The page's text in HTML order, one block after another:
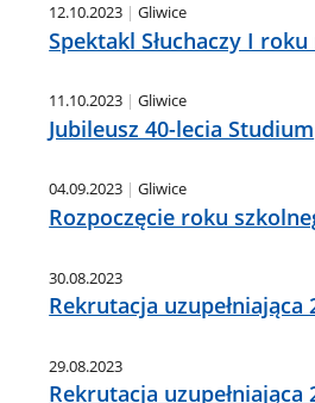
12.10.2023 Gliwice
Spektakl Słuchaczy I
11.10.2023 Gliwice
Jubileusz 40-lecia Studium
04.09.2023 Gliwice
Rozpoczęcie roku
30.08.2023
Rekrutacja uzupełniająca
29.08.2023
Rekrutacja uzupełniająca